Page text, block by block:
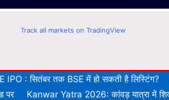
Track all markets on TradingView
IPO : सितंबर तक BSE में हो सकती है लिस्टिंग?
पर Kanwar Yatra 2026: कांवड़ यात्रा में